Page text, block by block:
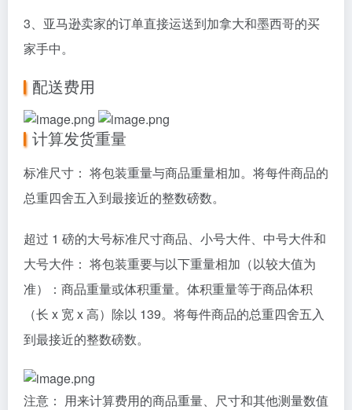
3、亚马逊卖家的订单直接运送到加拿大和墨西哥的买
家手中。
配送费用
计算发货重量
标准尺寸： 将包装重量与商品重量相加。将每件商品的
总重四舍五入到最接近的整数磅数。
超过 1 磅的大号标准尺寸商品、小号大件、中号大件和
大号大件： 将包装重要与以下重量相加（以较大值为
准）：商品重量或体积重量。体积重量等于商品体积
（长 x 宽 x 高）除以 139。将每件商品的总重四舍五入
到最接近的整数磅数。
注意： 用来计算费用的商品重量、尺寸和其他测量数值